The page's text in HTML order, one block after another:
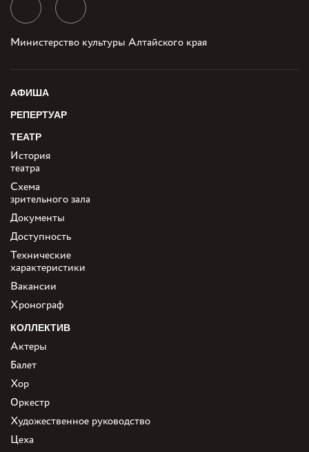
Министерство культуры Алтайского края
АФИША
РЕПЕРТУАР
ТЕАТР
История
театра
Схема
зрительного зала
Документы
Доступность
Технические
характеристики
Вакансии
Хронограф
КОЛЛЕКТИВ
Актеры
Балет
Хор
Оркестр
Художественное руководство
Цеха